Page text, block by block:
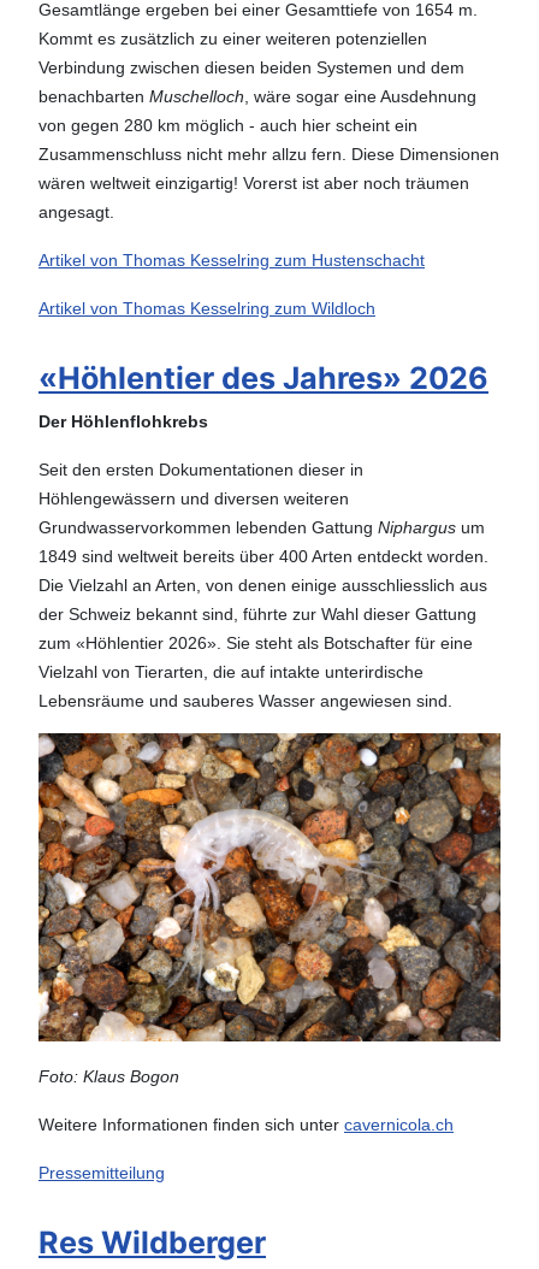
Gesamtlänge ergeben bei einer Gesamttiefe von 1654 m.
Kommt es zusätzlich zu einer weiteren potenziellen
Verbindung zwischen diesen beiden Systemen und dem
benachbarten Muschelloch , wäre sogar eine Ausdehnung
von gegen 280 km möglich - auch hier scheint ein
Zusammenschluss nicht mehr allzu fern. Diese Dimensionen
wären weltweit einzigartig! Vorerst ist aber noch träumen
angesagt.
Artikel von Thomas Kesselring zum Hustenschacht
Artikel von Thomas Kesselring zum Wildloch
«Höhlentier des Jahres» 2026
Der Höhlenflohkrebs
Seit den ersten Dokumentationen dieser in
Höhlengewässern und diversen weiteren
Grundwasservorkommen lebenden Gattung Niphargus um
1849 sind weltweit bereits über 400 Arten entdeckt worden.
Die Vielzahl an Arten, von denen einige ausschliesslich aus
der Schweiz bekannt sind, führte zur Wahl dieser Gattung
zum «Höhlentier 2026». Sie steht als Botschafter für eine
Vielzahl von Tierarten, die auf intakte unterirdische
Lebensräume und sauberes Wasser angewiesen sind.
Foto: Klaus Bogon
Weitere Informationen finden sich unter cavernicola.ch
Pressemitteilung
Res Wildberger